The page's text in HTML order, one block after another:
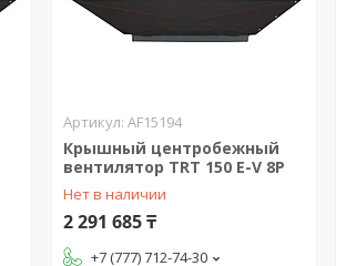
AF15194
Крышный центробежный
вентилятор TRT 150 E-V 8P
Нет в наличии
2 291 685 ₸
+7 (777) 712-74-30